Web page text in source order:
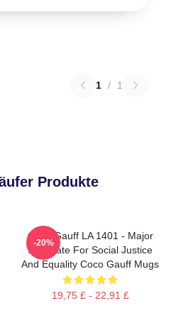
1 / 1
Produkte
Coco Gauff LA 1401 - Major
Advocate For Social Justice
And Equality Coco Gauff Mugs
19,75 £ - 22,91 £
-20%